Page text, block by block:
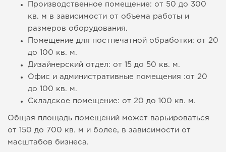
Производственное помещение: от 50 до 300
кв. м в зависимости от объема работы и
размеров оборудования.
Помещение для постпечатной обработки: от 20
до 100 кв. м.
Дизайнерский отдел: от 15 до 50 кв. м.
Офис и административные помещения :от 20
до 100 кв. м.
Складское помещение: от 20 до 100 кв. м.
Общая площадь помещений может варьироваться
от 150 до 700 кв. м и более, в зависимости от
масштабов бизнеса.